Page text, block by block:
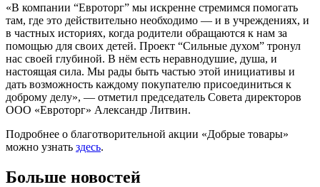
«В компании “Евроторг” мы искренне стремимся помогать
там, где это действительно необходимо — и в учреждениях, и
в частных историях, когда родители обращаются к нам за
помощью для своих детей. Проект “Сильные духом” тронул
нас своей глубиной. В нём есть неравнодушие, душа, и
настоящая сила. Мы рады быть частью этой инициативы и
дать возможность каждому покупателю присоединиться к
доброму делу», — отметил председатель Совета директоров
ООО «Евроторг» Александр Литвин.
Подробнее о благотворительной акции «Добрые товары»
можно узнать здесь.
Больше новостей